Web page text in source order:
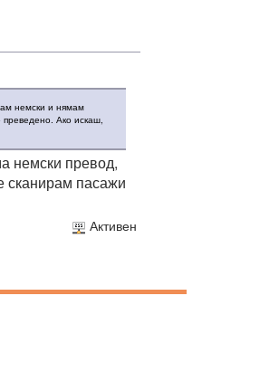
немски и нямам
Ако искаш,
немски превод,
сканирам пасажи
Активен